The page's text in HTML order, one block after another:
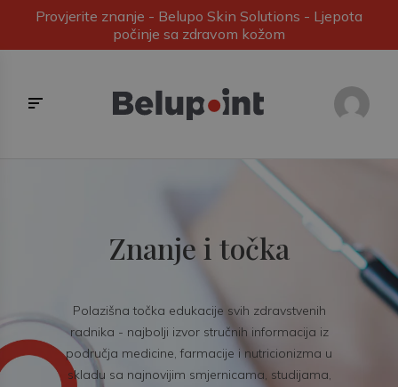
Provjerite znanje - Belupo Skin Solutions - Ljepota
počinje sa zdravom kožom
Znanje i točka
Polazišna točka edukacije svih zdravstvenih
radnika - najbolji izvor stručnih informacija iz
područja medicine, farmacije i nutricionizma u
skladu sa najnovijim smjernicama, studijama,